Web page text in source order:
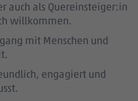
auch als Quereinsteiger:in
willkommen.
mit Menschen und
engagiert und